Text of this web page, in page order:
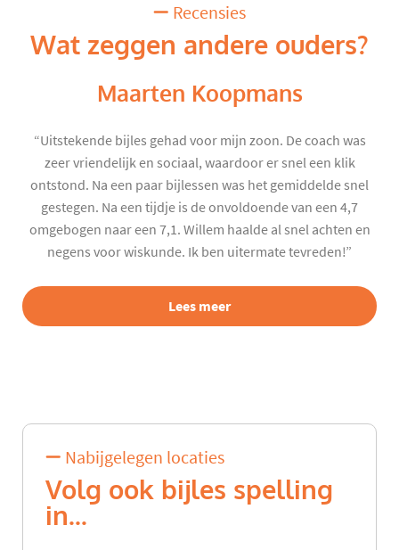
Recensies
Wat zeggen andere ouders?
Maarten Koopmans
“Uitstekende bijles gehad voor mijn zoon. De coach was
zeer vriendelijk en sociaal, waardoor er snel een klik
ontstond. Na een paar bijlessen was het gemiddelde snel
gestegen. Na een tijdje is de onvoldoende van een 4,7
omgebogen naar een 7,1. Willem haalde al snel achten en
negens voor wiskunde. Ik ben uitermate tevreden!”
Lees meer
Nabijgelegen locaties
Volg ook bijles spelling
in...